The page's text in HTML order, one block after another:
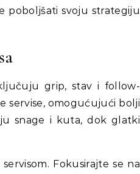
poboljšati svoju strategiju
grip, stav i follow-
servise, omogućujući bolji
snage i kuta, dok glatki
Fokusirajte se na